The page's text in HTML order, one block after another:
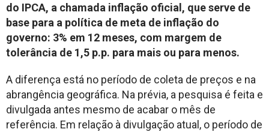
do IPCA, a chamada inflação oficial, que serve de
base para a política de meta de inflação do
governo: 3% em 12 meses, com margem de
tolerância de 1,5 p.p. para mais ou para menos.
A diferença está no período de coleta de preços e na
abrangência geográfica. Na prévia, a pesquisa é feita e
divulgada antes mesmo de acabar o mês de
referência. Em relação à divulgação atual, o período de